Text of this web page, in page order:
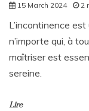
15 March 2024 2
L’incontinence
n’importe qui, à
maîtriser est
sereine.
Lire